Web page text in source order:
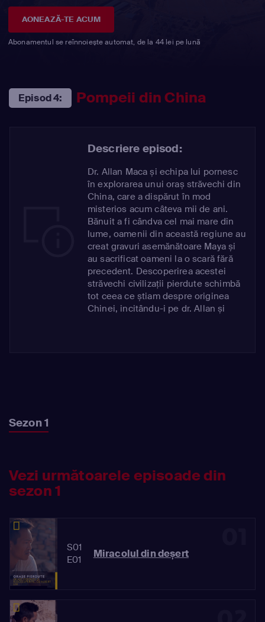
AONEAZĂ-TE ACUM
Abonamentul se reînnoiește automat, de la 44 lei pe lună
Episod 4: Pompeii din China
Descriere episod:
Dr. Allan Maca și echipa lui pornesc
în explorarea unui oraș străvechi din
China, care a dispărut în mod
misterios acum câteva mii de ani.
Bănuit a fi cândva cel mai mare din
lume, oamenii din această regiune au
creat gravuri asemănătoare Maya și
au sacrificat oameni la o scară fără
precedent. Descoperirea acestei
străvechi civilizații pierdute schimbă
tot ceea ce știam despre originea
Chinei, incitându-i pe dr. Allan și
Sezon 1
Vezi următoarele episoade din
sezon 1
S01
E01
Miracolul din deșert